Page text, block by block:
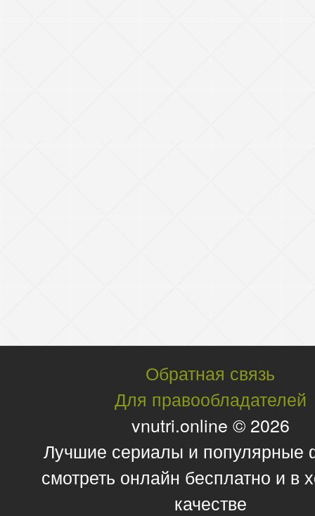
Обратная связь
Для правообладателей
vnutri.online © 2026
Лучшие сериалы и
смотреть онлайн бесплатно и в
качестве